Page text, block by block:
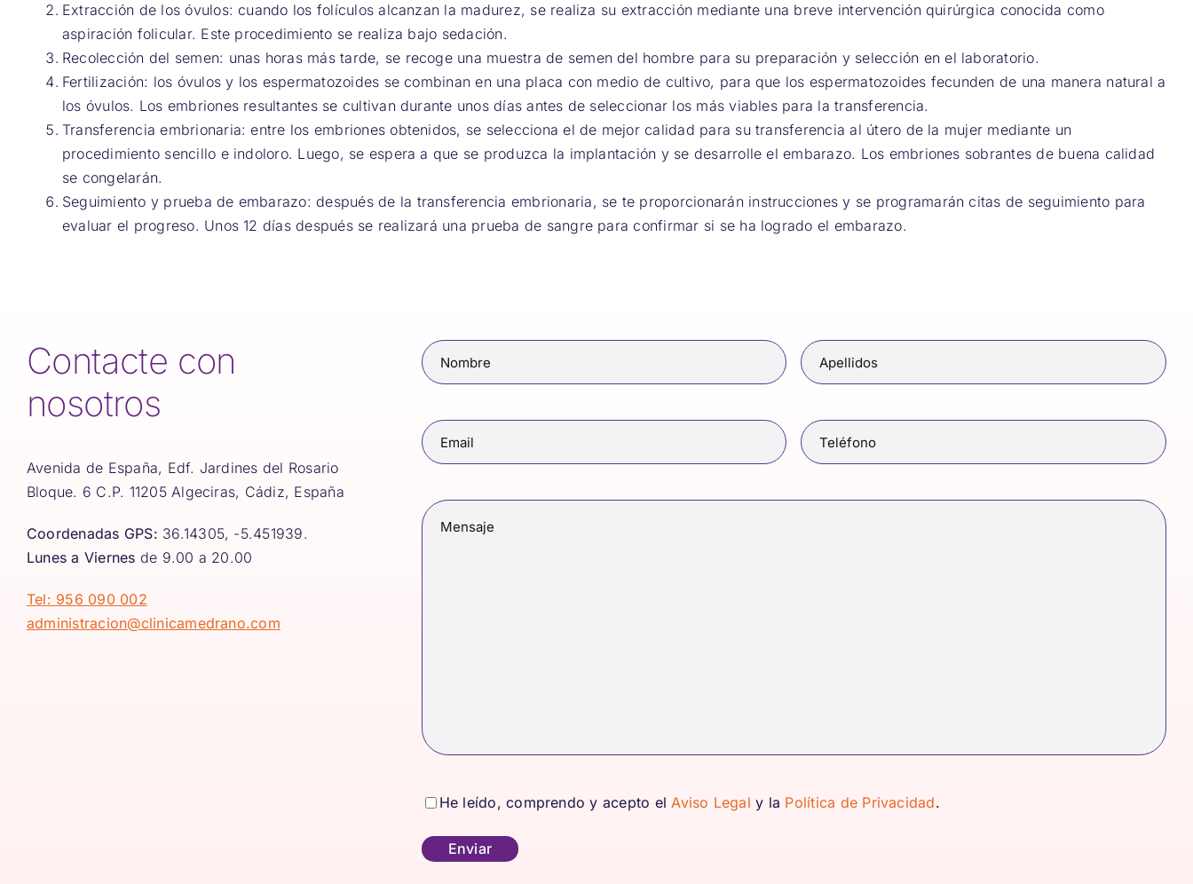
Extracción de los óvulos: cuando los folículos alcanzan la madurez, se realiza su extracción mediante una breve intervención quirúrgica conocida como
aspiración folicular. Este procedimiento se realiza bajo sedación.
Recolección del semen: unas horas más tarde, se recoge una muestra de semen del hombre para su preparación y selección en el laboratorio.
Fertilización: los óvulos y los espermatozoides se combinan en una placa con medio de cultivo, para que los espermatozoides fecunden de una manera natural a
los óvulos. Los embriones resultantes se cultivan durante unos días antes de seleccionar los más viables para la transferencia.
Transferencia embrionaria: entre los embriones obtenidos, se selecciona el de mejor calidad para su transferencia al útero de la mujer mediante un
procedimiento sencillo e indoloro. Luego, se espera a que se produzca la implantación y se desarrolle el embarazo. Los embriones sobrantes de buena calidad
se congelarán.
Seguimiento y prueba de embarazo: después de la transferencia embrionaria, se te proporcionarán instrucciones y se programarán citas de seguimiento para
evaluar el progreso. Unos 12 días después se realizará una prueba de sangre para confirmar si se ha logrado el embarazo.
Contacte con
nosotros
Avenida de España, Edf. Jardines del Rosario
Bloque. 6 C.P. 11205 Algeciras, Cádiz, España
Coordenadas GPS: 36.14305, -5.451939.
Lunes a Viernes de 9.00 a 20.00
Tel: 956 090 002
administracion@clinicamedrano.com
Nombre Apellidos
Email Teléfono
Mensaje
consentimiento(Obligatorio)
He leído, comprendo y acepto elAviso Legal y la Política de Privacidad.